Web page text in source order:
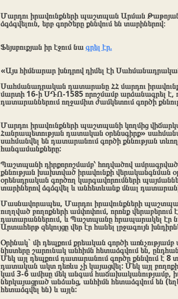
Մարդու իրավունքների պաշտպան Արման
ձգձգվելուն, երբ գործերը քննվում են տարիներով։
Ֆեյսբուքյան իր էջում նագրել էր.
«Այս հիմնարար խնդրով դիմել էի
Սահմանադրական դատարանը ՀՀ մարդու
մարտի 16-ի ՍԴՈ-1585 որոշմամբ արձանագրել
դատարաններում ողջամիտ ժամկետում գործի
Մարդու իրավունքների պաշտպանի կողմից
Հանրապետության դատական օրենսգիրք»
սահմանվել են դատարանում գործի քննության
հանգամանքները:
Պաշտպանի դիրքորոշմամբ՝ հոդվածով
քննության խախտված իրավունքի վերականգնման
օրենսդրական գործող կարգավորումների
տարիներով ձգձգվել և անհետևանք մնալ
Մասնավորապես, Մարդու իրավունքների
ուղղված բողոքների ամփոփում, որոնք վերաբերում
դատարաններում, և Պաշտպանը հրապարակել էր
Արտահերթ զեկույցը վեր էր հանել լրջագույն
Օրինակ` մի դեպքում քրեական գործի
նիստերը շարունակ անհիմն հետաձգվում են,
Մեկ այլ դեպքում դատարանում գործը քննվում է 8
դատական ակտ դեռևս չի կայացվել: Մեկ այլ
կամ 3-6 ամիսը մեկ անգամ հաճախականությամբ,
ներկայացրած անձանց, անհիմն հետաձգվում են
հետաձգվել են) և այլն: